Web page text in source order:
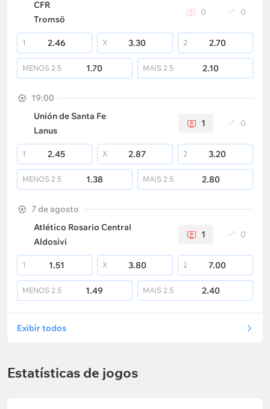
CFR
Tromsö
0 0
1 2.46 X 3.30 2 2.70
MENOS 2.5 1.70 MAIS 2.5 2.10
19:00
Unión de Santa Fe
Lanus
1 0
1 2.45 X 2.87 2 3.20
MENOS 2.5 1.38 MAIS 2.5 2.80
7 de agosto
Atlético Rosario Central
Aldosivi
1 0
1 1.51 X 3.80 2 7.00
MENOS 2.5 1.49 MAIS 2.5 2.40
Exibir todos
Estatísticas de jogos